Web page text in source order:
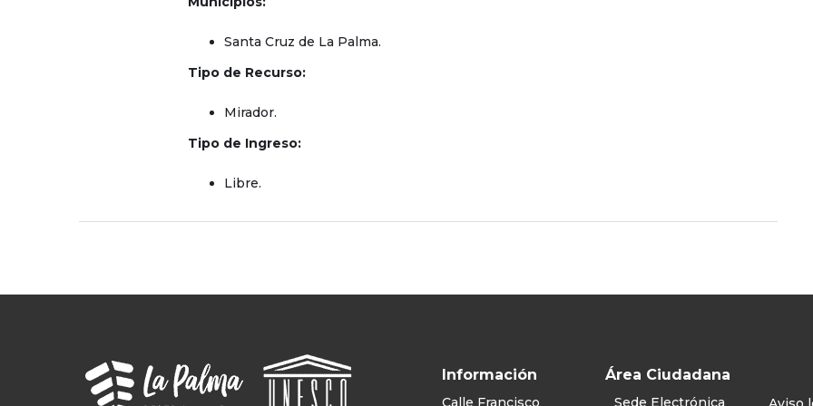
Santa Cruz de La Palma.
Tipo de Recurso:
Mirador.
Tipo de Ingreso:
Libre.
Información
Calle Francisco
Área Ciudadana
Sede Electrónica